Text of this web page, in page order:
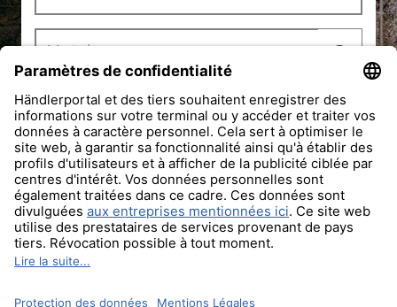
Se connecter
Avez-vous oublié votre mot de passe?